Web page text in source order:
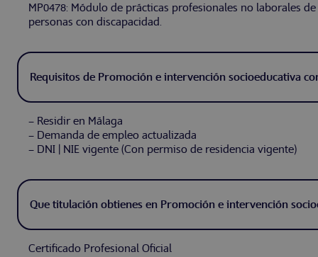
MP0478: Módulo de prácticas profesionales no laborales
personas con discapacidad.
Requisitos de Promoción e intervención socioeducativa
– Residir en Málaga
– Demanda de empleo actualizada
– DNI | NIE vigente (Con permiso de residencia vigente)
Que titulación obtienes en Promoción e intervención
Certificado Profesional Oficial